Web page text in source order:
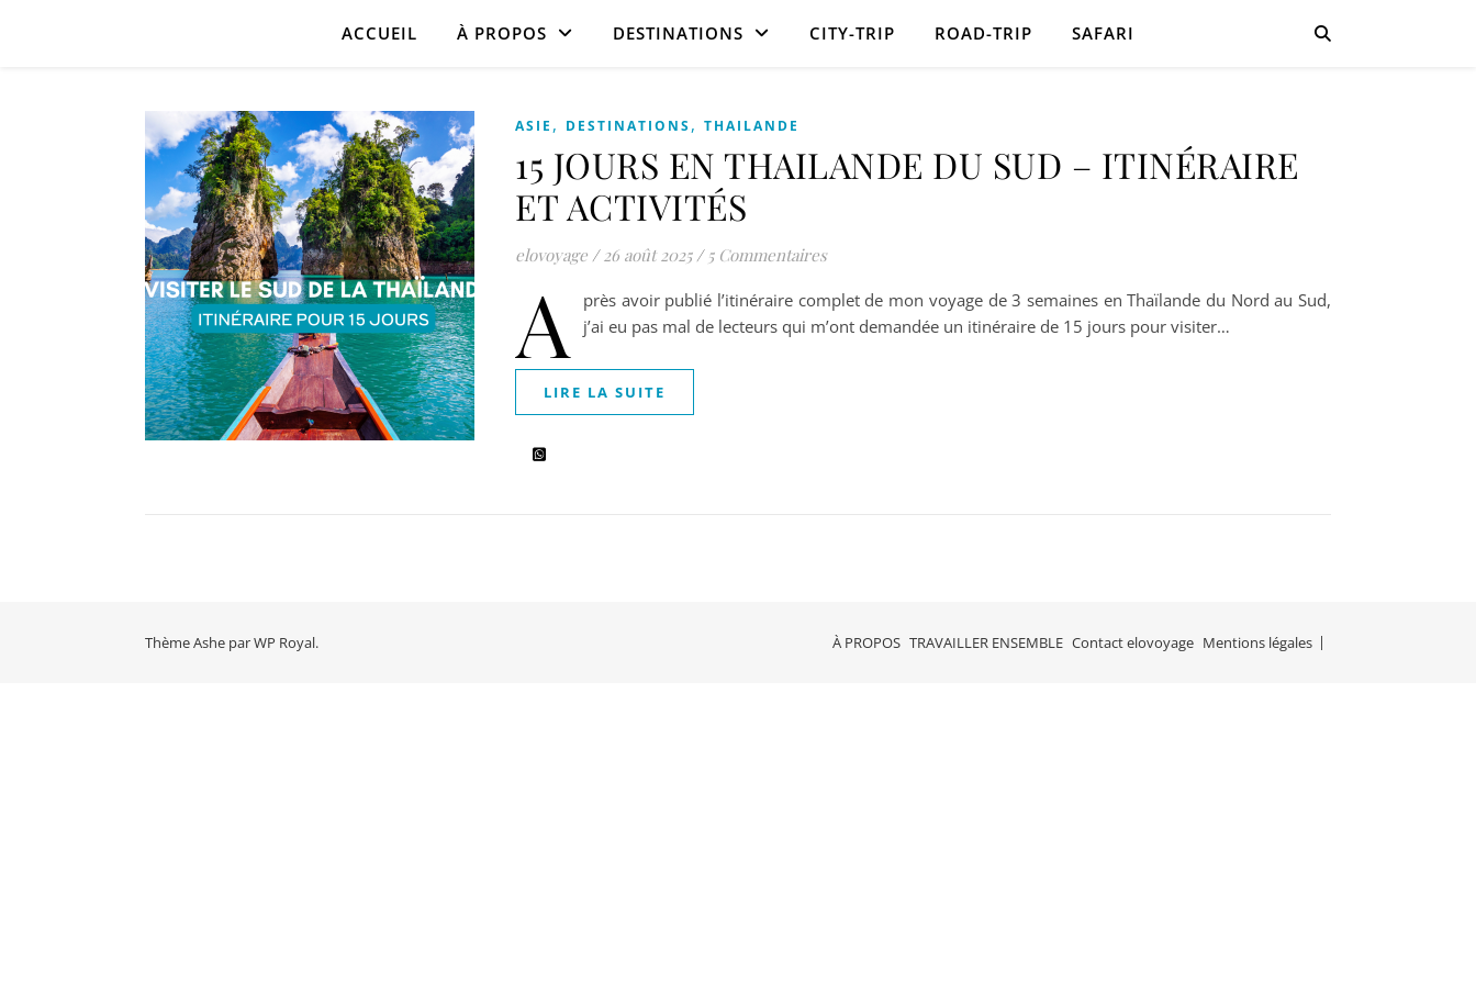
ACCUEIL À PROPOS DESTINATIONS CITY-TRIP ROAD-TRIP SAFARI
ASIE , DESTINATIONS, THAILANDE
15 JOURS EN THAILANDE DU SUD – ITINÉRAIRE
ET ACTIVITÉS
elovoyage / 26 août 2025 / 5 Commentaires
A
près avoir publié l’itinéraire complet de mon voyage de 3 semaines en Thaïlande du Nord au Sud,
j’ai eu pas mal de lecteurs qui m’ont demandée un itinéraire de 15 jours pour visiter…
LIRE LA SUITE
À PROPOS TRAVAILLER ENSEMBLE Contact elovoyage Mentions légales
Thème Ashe parWP Royal.